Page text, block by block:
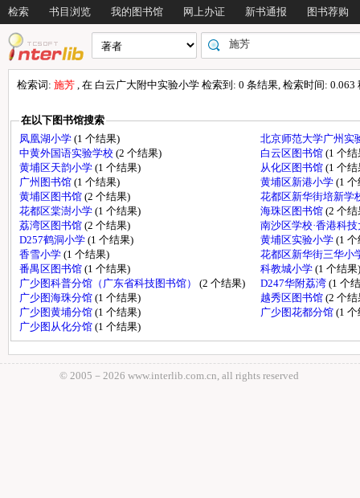
检索 书目浏览 我的图书馆 网上办证 新书通报 图书荐购
检索词: 施芳 , 在 白云广大附中实验小学 检索到: 0 条结果, 检索时间: 0.063
在以下图书馆搜索
凤凰湖小学 (1 个结果)
北京师范大学广州实
中黄外国语实验学校 (2 个结果) 白云区图书馆 (1 个结
黄埔区天韵小学 (1 个结果) 从化区图书馆 (1 个结
广州图书馆 (1 个结果) 黄埔区新港小学 (1
黄埔区图书馆 (2 个结果)
花都区新华街培新学
花都区棠澍小学 (1 个结果) 海珠区图书馆 (2 个结
荔湾区图书馆 (2 个结果)
南沙区学校·香港科
D257鹤洞小学 (1 个结果) 黄埔区实验小学 (1
香雪小学 (1 个结果)
花都区新华街三华小
番禺区图书馆 (1 个结果) 科教城小学 (1 个结果)
广少图科普分馆（广东省科技图书馆） (2 个结果) D247华附荔湾 (1 个
广少图海珠分馆 (1 个结果) 越秀区图书馆 (2 个结
广少图黄埔分馆 (1 个结果) 广少图花都分馆 (1
广少图从化分馆 (1 个结果)
© 2005－ 2026 www.interlib.com.cn, all rights reserved